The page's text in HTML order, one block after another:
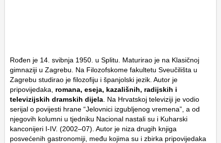
Rođen je 14. svibnja 1950. u Splitu. Maturirao je na Klasičnoj
gimnaziji u Zagrebu. Na Filozofskome fakultetu Sveučilišta u
Zagrebu studirao je filozofiju i španjolski jezik. Autor je
pripovijedaka,
romana, eseja, kazališnih, radijskih i
televizijskih dramskih dijela . Na Hrvatskoj televiziji je vodio
serijal o povijesti hrane “Jelovnici izgubljenog vremena”, a od
njegovih kolumni u tjedniku Nacional nastali su i Kuharski
kanconijeri I-IV. (2002–07). Autor je niza drugih knjiga
posvećenih gastronomiji, među kojima su i zbirka pripovijedaka